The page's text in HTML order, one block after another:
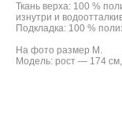
Ткань верха: 100 %
изнутри и
Подкладка: 100 %
На фото размер М.
Модель: рост — 174